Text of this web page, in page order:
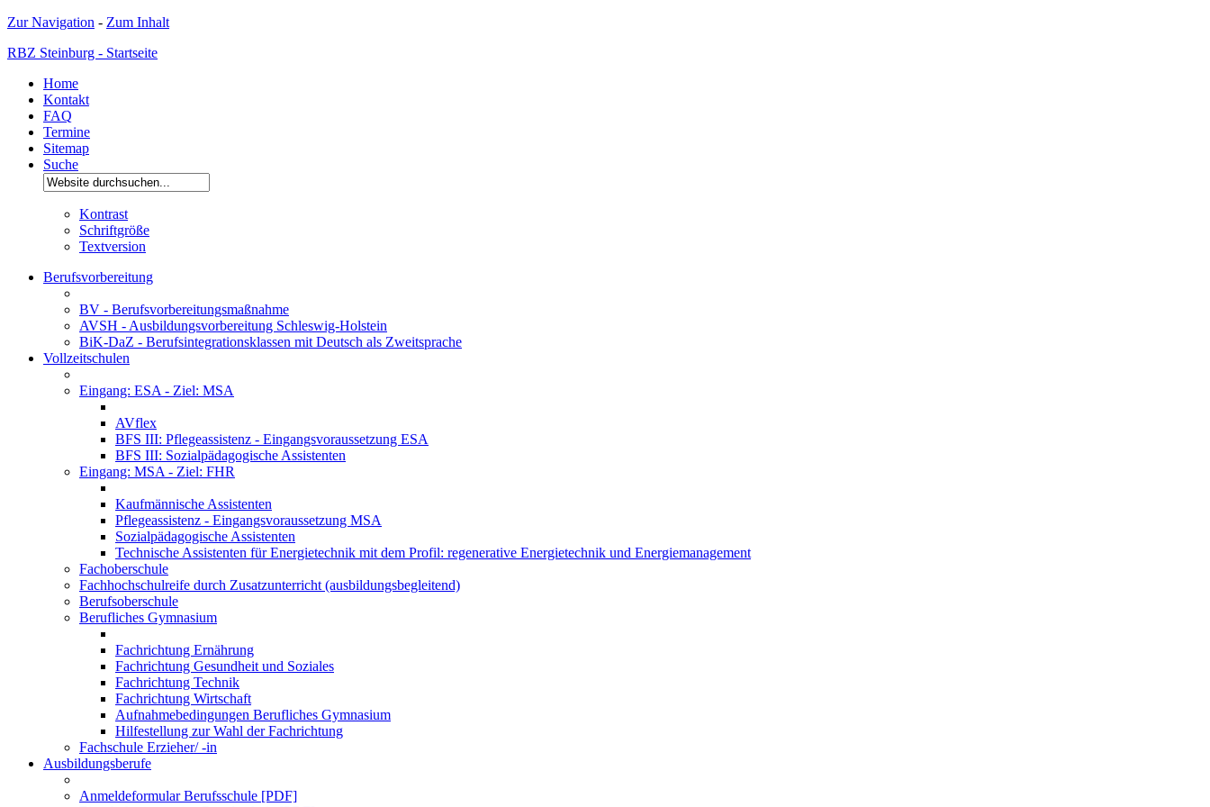
Zur Navigation - Zum Inhalt
RBZ Steinburg - Startseite
Home
Kontakt
FAQ
Termine
Sitemap
Suche
Kontrast
Schriftgröße
Textversion
Berufsvorbereitung
BV - Berufsvorbereitungsmaßnahme
AVSH - Ausbildungsvorbereitung Schleswig-Holstein
BiK-DaZ - Berufsintegrationsklassen mit Deutsch als Zweitsprache
Vollzeitschulen
Eingang: ESA - Ziel: MSA
AVflex
BFS III: Pflegeassistenz - Eingangsvoraussetzung ESA
BFS III: Sozialpädagogische Assistenten
Eingang: MSA - Ziel: FHR
Kaufmännische Assistenten
Pflegeassistenz - Eingangsvoraussetzung MSA
Sozialpädagogische Assistenten
Technische Assistenten für Energietechnik mit dem Profil: regenerative Energietechnik und Energiemanagement
Fachoberschule
Fachhochschulreife durch Zusatzunterricht (ausbildungsbegleitend)
Berufsoberschule
Berufliches Gymnasium
Fachrichtung Ernährung
Fachrichtung Gesundheit und Soziales
Fachrichtung Technik
Fachrichtung Wirtschaft
Aufnahmebedingungen Berufliches Gymnasium
Hilfestellung zur Wahl der Fachrichtung
Fachschule Erzieher/ -in
Ausbildungsberufe
Anmeldeformular Berufsschule [PDF]